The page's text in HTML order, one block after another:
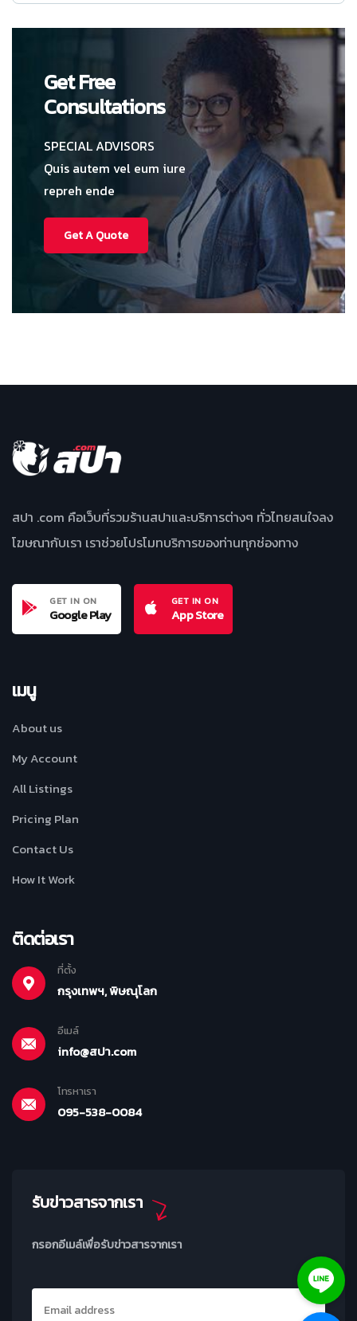
Get Free
Consultations
SPECIAL ADVISORS
Quis autem vel eum iure
repreh ende
Get A Quote
สปา .com คือเว็บที่รวมร้านสปาและบริการต่างๆ ทั่วไทยสนใจลง
โฆษณากับเรา เราช่วยโปรโมทบริการของท่านทุกช่องทาง
GET IN ON
Google Play
GET IN ON
App Store
เมนู
About us
My Account
All Listings
Pricing Plan
Contact Us
How It Work
ติดต่อเรา
ที่ตั้ง
กรุงเทพฯ, พิษณุโลก
อีเมล์
info@สปา.com
โทรหาเรา
095-538-0084
รับข่าวสารจากเรา
กรอกอีเมล์เพื่อรับข่าวสารจากเรา